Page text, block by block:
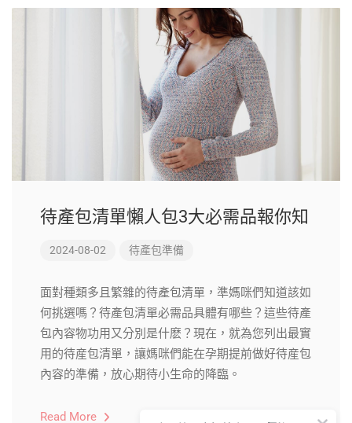
待產包清單懶人包3大必需品報你知
2024-08-02 待產包準備
面對種類多且繁雜的待產包清單，準媽咪們知道該如
何挑選嗎？待產包清單必需品具體有哪些？這些待產
包內容物功用又分別是什麽？現在，就為您列出最實
用的待産包清單，讓媽咪們能在孕期提前做好待産包
內容的準備，放心期待小生命的降臨。
Read More